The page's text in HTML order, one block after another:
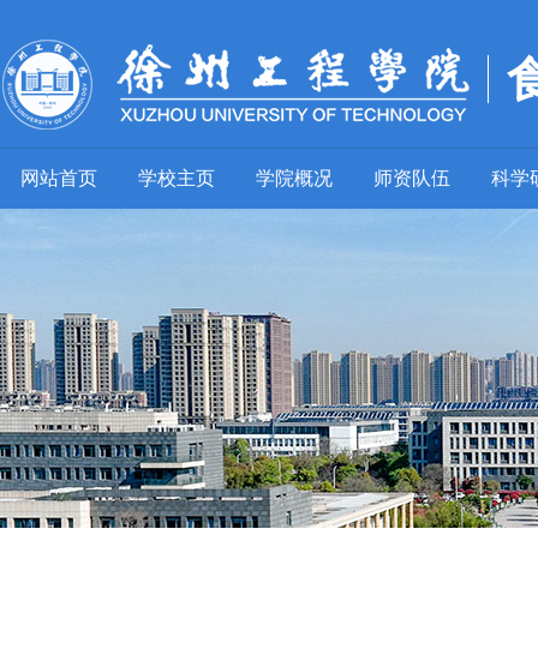
网站首页 学校主页 学院概况 师资队伍 科学